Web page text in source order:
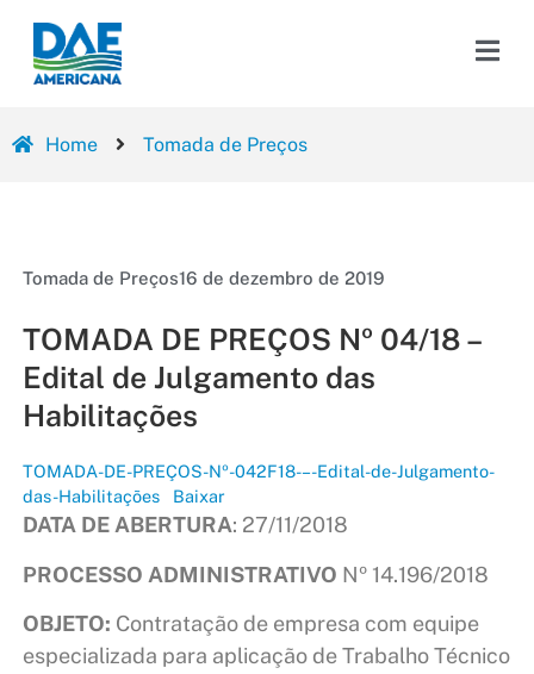
Home Tomada de Preços
Tomada de Preços16 de dezembro de 2019
TOMADA DE PREÇOS Nº 04/18 –
Edital de Julgamento das
Habilitações
TOMADA-DE-PREÇOS-Nº-042F18-–-Edital-de-Julgamento-
das-Habilitações
Baixar
DATA DE ABERTURA: 27/11/2018
PROCESSO ADMINISTRATIVO Nº 14.196/2018
OBJETO: Contratação de empresa com equipe
especializada para aplicação de Trabalho Técnico